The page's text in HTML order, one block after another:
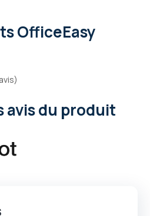
OfficeEasy
avis du produit